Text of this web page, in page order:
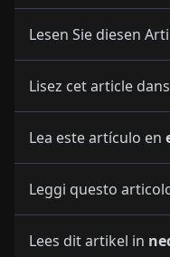
Lesen Sie diesen
Lisez cet article dans
Lea este artículo en
Leggi questo
Lees dit artikel in